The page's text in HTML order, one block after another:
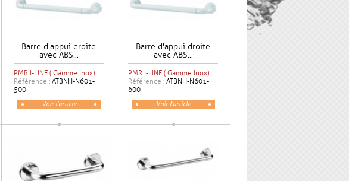
Barre d'appui droite
avec ABS...
PMR I-LINE ( Gamme Inox)
Référence : ATBNH-N601-
500
Voir l'article
Barre d'appui droite
avec ABS...
PMR I-LINE ( Gamme Inox)
Référence : ATBNH-N601-
600
Voir l'article